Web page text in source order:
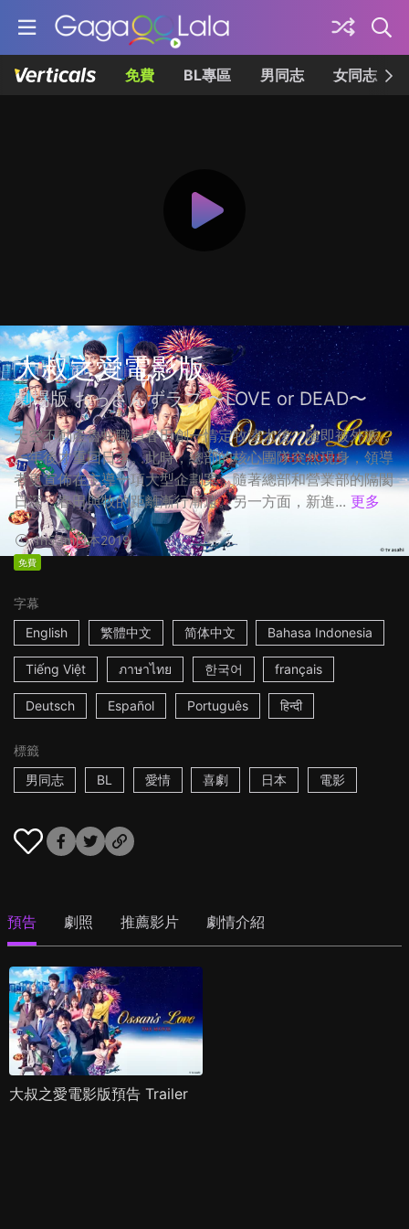
免費 BL專區 男同志 女同志
大叔之愛電影版
劇場版 おっさんずラブ 〜LOVE or DEAD〜
天空不動產魯蛇職員春田創一情定牧凌太後，隨即被外派，
一年後才重回日本。此時，總部的核心團隊突然現身，領導
者更宣佈在主導一項大型企劃案，隨著總部和營業部的隔閡
日深，春田與牧的距離漸行漸遠。另一方面，新進... 更多
1h53m日本2019
免費
字幕
English
繁體中文 简体中文 Bahasa Indonesia
Tiếng Việt ภาษาไทย 한국어 français
Deutsch Español Português हिन्दी
標籤
男同志
BL 愛情 喜劇 日本 電影
預告 劇照 推薦影片 劇情介紹
大叔之愛電影版預告 Trailer